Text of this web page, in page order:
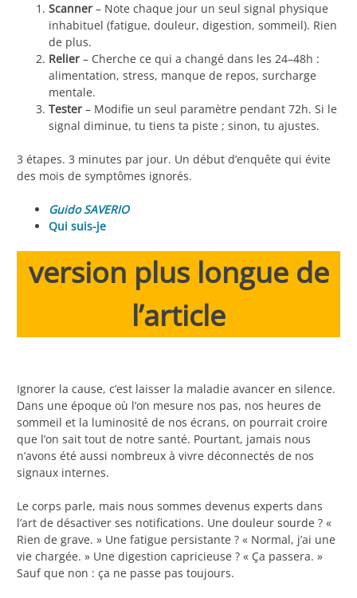
Scanner – Note chaque jour un seul signal physique
inhabituel (fatigue, douleur, digestion, sommeil). Rien
de plus.
Relier – Cherche ce qui a changé dans les 24–48h :
alimentation, stress, manque de repos, surcharge
mentale.
Tester – Modifie un seul paramètre pendant 72h. Si le
signal diminue, tu tiens ta piste ; sinon, tu ajustes.
3 étapes. 3 minutes par jour. Un début d’enquête qui évite
des mois de symptômes ignorés.
Guido SAVERIO
Qui suis-je
version plus longue de
l’article
Ignorer la cause, c’est laisser la maladie avancer en silence.
Dans une époque où l’on mesure nos pas, nos heures de
sommeil et la luminosité de nos écrans, on pourrait croire
que l’on sait tout de notre santé. Pourtant, jamais nous
n’avons été aussi nombreux à vivre déconnectés de nos
signaux internes.
Le corps parle, mais nous sommes devenus experts dans
l’art de désactiver ses notifications. Une douleur sourde ? «
Rien de grave. » Une fatigue persistante ? « Normal, j’ai une
vie chargée. » Une digestion capricieuse ? « Ça passera. »
Sauf que non : ça ne passe pas toujours.